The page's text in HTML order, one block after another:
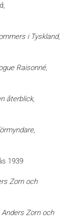
i Tyskland,
Raisonné,
återblick,
,
1939
Zorn och
Zorn och